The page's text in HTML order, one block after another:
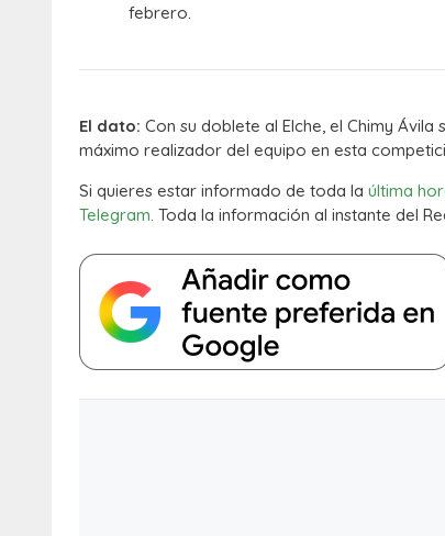
febrero.
El dato: Con su doblete al Elche, el Chimy Ávila
máximo realizador del equipo en esta
Si quieres estar informado de toda la última
Telegram. Toda la información al instante del